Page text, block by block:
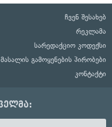
ჩვენ შესახებ
რეკლამა
სარედაქციო კოდექსი
მასალის გამოყენების პირობები
კონტაქტი